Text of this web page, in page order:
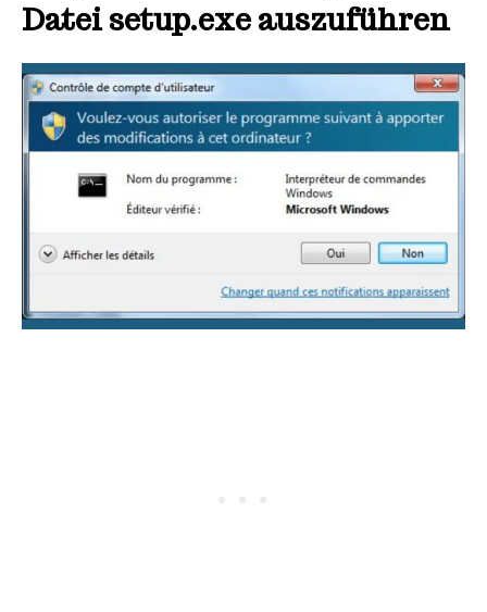
Datei setup.exe auszuführen